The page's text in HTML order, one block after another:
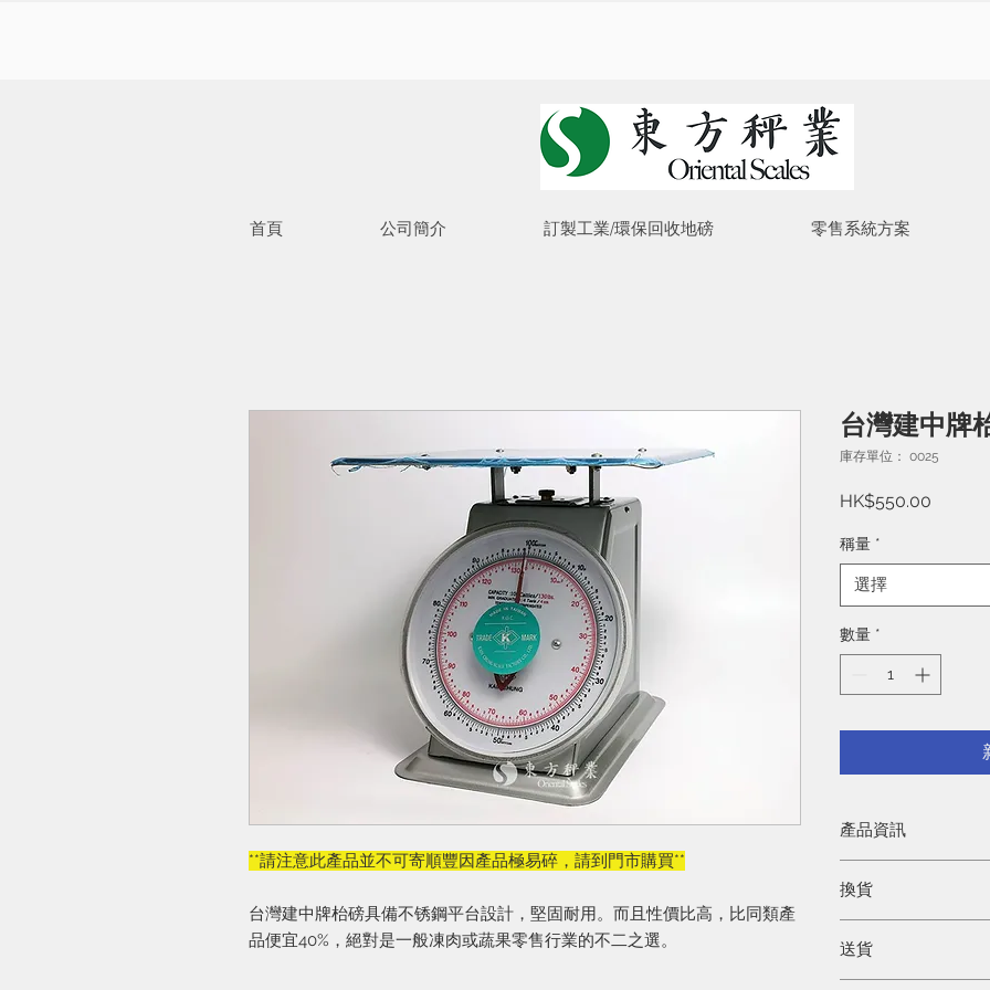
首頁 公司簡介 訂製工業/環保回收地磅 零售系統方案
**請注意此產品並不可寄順豐因產品極易碎，請到門市購買**
台灣建中牌枱磅具備不锈鋼平台設計，堅固耐用。而且性價比高，比同類產
品便宜40%，絕對是一般凍肉或蔬果零售行業的不二之選。
台灣建中牌
庫存單位： 0025
HK$550.00價
稱量 *
選擇
數量 *
產品資訊
量款式任君選擇:
或100斤/130lb。產
(以單據上日期作準)
用。
換貨
收據到專門店更換。
使用不當做成損毀，
送貨